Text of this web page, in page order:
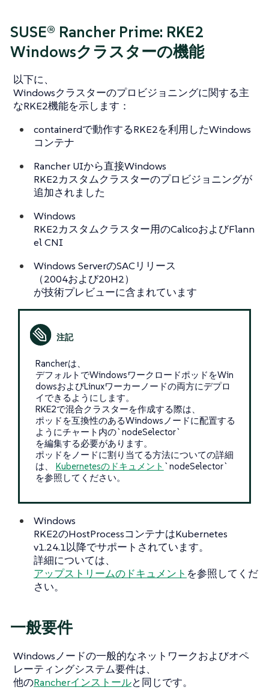
SUSE® Rancher Prime: RKE2
Windowsクラスターの機能
以下に、
Windowsクラスターのプロビジョニングに関する主
なRKE2機能を示します：
containerdで動作するRKE2を利用したWindows
コンテナ
Rancher UIから直接Windows
RKE2カスタムクラスターのプロビジョニングが
追加されました
Windows
RKE2カスタムクラスター用のCalicoおよびFlann
el CNI
Windows ServerのSACリリース
（2004および20H2）
が技術プレビューに含まれています
Rancherは、
デフォルトでWindowsワークロードポッドをWin
dowsおよびLinuxワーカーノードの両方にデプロ
イできるようにします。
RKE2で混合クラスターを作成する際は、
ポッドを互換性のあるWindowsノードに配置する
ようにチャート内の`nodeSelector`
を編集する必要があります。
ポッドをノードに割り当てる方法についての詳細
は、 Kubernetesのドキュメント `nodeSelector`
を参照してください。
Windows
RKE2のHostProcessコンテナはKubernetes
v1.24.1以降でサポートされています。
詳細については、
アップストリームのドキュメント を参照してくだ
さい。
一般要件
Windowsノードの一般的なネットワークおよびオペ
レーティングシステム要件は、
他のRancherインストールと同じです。